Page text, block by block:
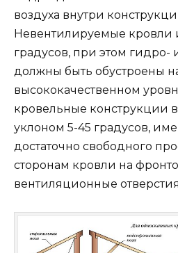
воздуха внутри
Невентилируемые кровли
градусов, при этом гидро-
должны быть обустроены
высококачественном
кровельные конструкции
уклоном 5-45 градусов,
достаточно свободного
сторонам кровли на
вентиляционные